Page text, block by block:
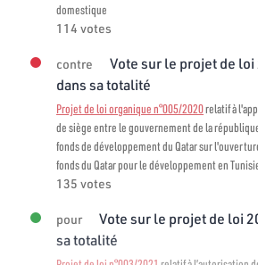
domestique
114 votes
contre
Vote sur le projet de
dans sa totalité
Projet de loi organique n°005/2020relatif à
de siège entre le gouvernement de la
fonds de développement du Qatar sur
fonds du Qatar pour le développement en
135 votes
pour
Vote sur le projet de loi
sa totalité